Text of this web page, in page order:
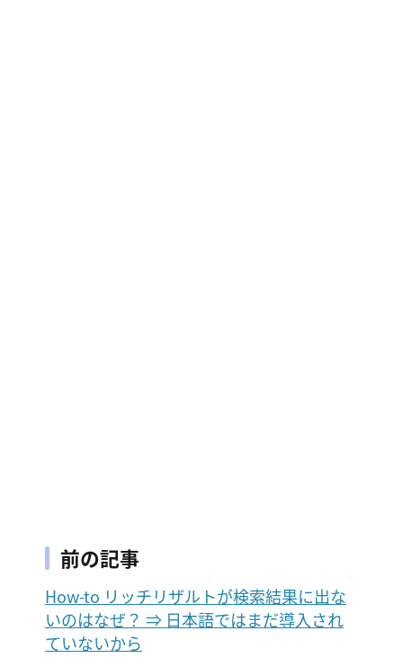
前の記事
How-to リッチリザルトが検索結果に出な
いのはなぜ？ ⇒ 日本語ではまだ導入され
ていないから